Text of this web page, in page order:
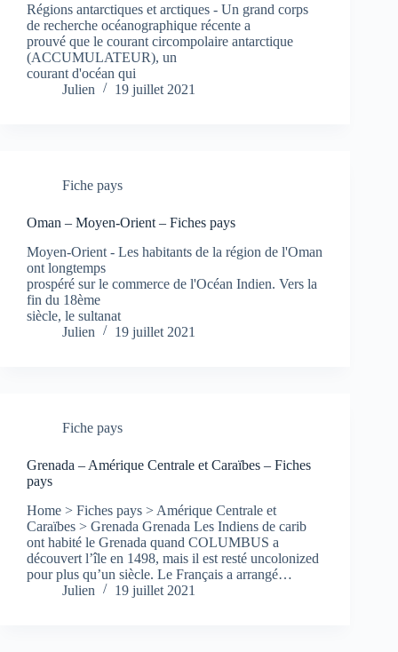
Régions antarctiques et arctiques - Un grand corps
de recherche océanographique récente a
prouvé que le courant circompolaire antarctique
(ACCUMULATEUR), un
courant d'océan qui
Julien
19 juillet 2021
Fiche pays
Oman – Moyen-Orient – Fiches pays
Moyen-Orient - Les habitants de la région de l'Oman
ont longtemps
prospéré sur le commerce de l'Océan Indien. Vers la
fin du 18ème
siècle, le sultanat
Julien
19 juillet 2021
Fiche pays
Grenada – Amérique Centrale et Caraïbes – Fiches
pays
Home > Fiches pays > Amérique Centrale et
Caraïbes > Grenada Grenada Les Indiens de carib
ont habité le Grenada quand COLUMBUS a
découvert l’île en 1498, mais il est resté uncolonized
pour plus qu’un siècle. Le Français a arrangé…
Julien
19 juillet 2021